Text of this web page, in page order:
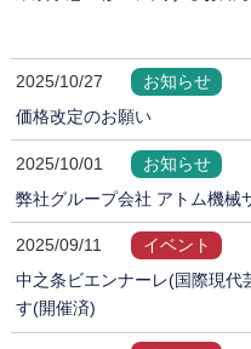
2025/10/27
お知らせ
価格改定のお願い
2025/10/01
お知らせ
弊社グループ会社 アトム機械
2025/09/11
イベント
中之条ビエンナーレ(国際現代
す(開催済)